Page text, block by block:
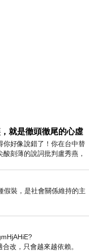
就是徹頭徹尾的心虛
你好像說錯了！你在台中替
刻薄的說詞批判盧秀燕，
邁，甚至還說盧
假裝，是社會關係維持的主
改，只會越來越依賴。